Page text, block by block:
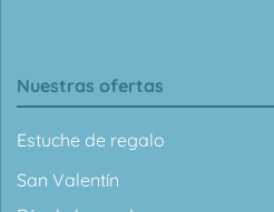
Nuestras ofertas
Estuche de regalo
San Valentín